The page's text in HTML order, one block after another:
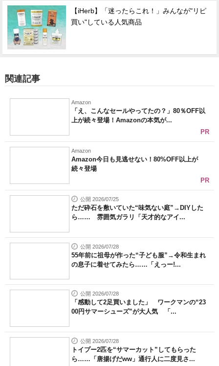
【iHerb】「迷ったらこれ！」みんなが"リピ
買い"している人気商品
関連記事
Amazon
「え、こんなセールやってたの？」80％OFF以
上が続々登場！Amazonの本気が...
PR
Amazon
Amazon今日も見逃せない！80%OFF以上が
続々登場
PR
公開 2026/07/25
ただ砕石を敷いていた“味気ない庭”→DIYした
ら…… 雰囲気ガラリ「天才的なアイ...
公開 2026/07/28
55年前に祖母が作った“子ども服”→令和生まれ
の息子に着せてみたら……「えっー!...
公開 2026/07/28
「感動して2足買いました」 ワークマンの“23
00円サマーシューズ”が大人気 「...
公開 2026/07/28
トイプー2匹を“サマーカット”してもらった
ら……「唐揚げだww」通行人に二度見さ...